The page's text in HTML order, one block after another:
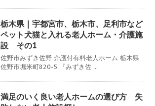
栃木県｜宇都宮市、栃木市、足利市など
ペット犬猫と入れる老人ホーム・介護施
設 その1
佐野市みずき佐野 介護付有料老人ホーム 栃木県
佐野市堀米町820-5 『みずき佐 ...
満足のいく良い老人ホームの選び方 失